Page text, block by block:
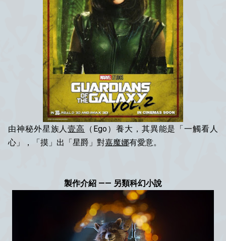
由神秘外星族人壹高
（Ego）養大，其異能是「一觸看人
心」，「摸」出「星爵」對嘉魔娜有愛意。
製作介紹 —— 另類科幻小說